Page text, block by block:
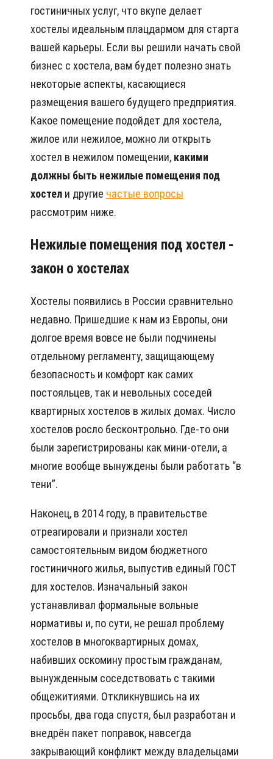
гостиничных услуг, что вкупе делает
хостелы идеальным плацдармом для старта
вашей карьеры. Если вы решили начать свой
бизнес с хостела, вам будет полезно знать
некоторые аспекты, касающиеся
размещения вашего будущего предприятия.
Какое помещение подойдет для хостела,
жилое или нежилое, можно ли открыть
хостел в нежилом помещении, какими
должны быть нежилые помещения под
хостел и другие частые вопросы
рассмотрим ниже.
Нежилые помещения под хостел -
закон о хостелах
Хостелы появились в России сравнительно
недавно. Пришедшие к нам из Европы, они
долгое время вовсе не были подчинены
отдельному регламенту, защищающему
безопасность и комфорт как самих
постояльцев, так и невольных соседей
квартирных хостелов в жилых домах. Число
хостелов росло бесконтрольно. Где-то они
были зарегистрированы как мини-отели, а
многие вообще вынуждены были работать “в
тени”.
Наконец, в 2014 году, в правительстве
отреагировали и признали хостел
самостоятельным видом бюджетного
гостиничного жилья, выпустив единый ГОСТ
для хостелов. Изначальный закон
устанавливал формальные вольные
нормативы и, по сути, не решал проблему
хостелов в многоквартирных домах,
набивших оскомину простым гражданам,
вынужденным соседствовать с такими
общежитиями. Откликнувшись на их
просьбы, два года спустя, был разработан и
внедрён пакет поправок, навсегда
закрывающий конфликт между владельцами